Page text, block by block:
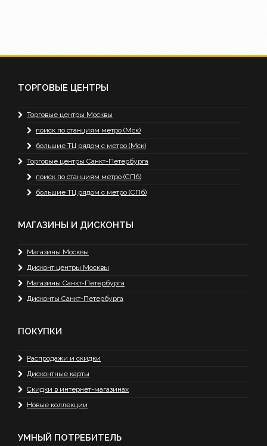
ТОРГОВЫЕ ЦЕНТРЫ
Торговые центры Москвы
поиск по станциям метро (Мск)
большие ТЦ рядом с метро (Мск)
Торговые центры Санкт-Петербурга
поиск по станциям метро (СПб)
большие ТЦ рядом с метро (СПб)
МАГАЗИНЫ И ДИСКОНТЫ
Магазины Москвы
Дисконт центры Москвы
Магазины Санкт-Петербурга
Дисконты Санкт-Петербурга
ПОКУПКИ
Распродажи и скидки
Дисконтные карты
Скидки в интернет-магазинах
Новые коллекции
УМНЫЙ ПОТРЕБИТЕЛЬ